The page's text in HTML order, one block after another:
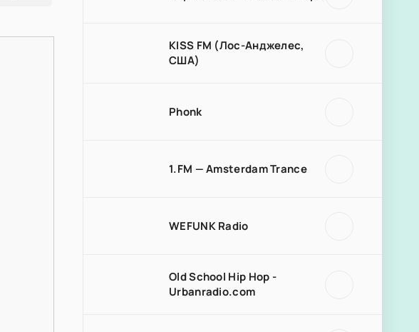
KISS FM (Лос-Анджелес,
США)
Phonk
1.FM — Amsterdam Trance
WEFUNK Radio
Old School Hip Hop -
Urbanradio.com